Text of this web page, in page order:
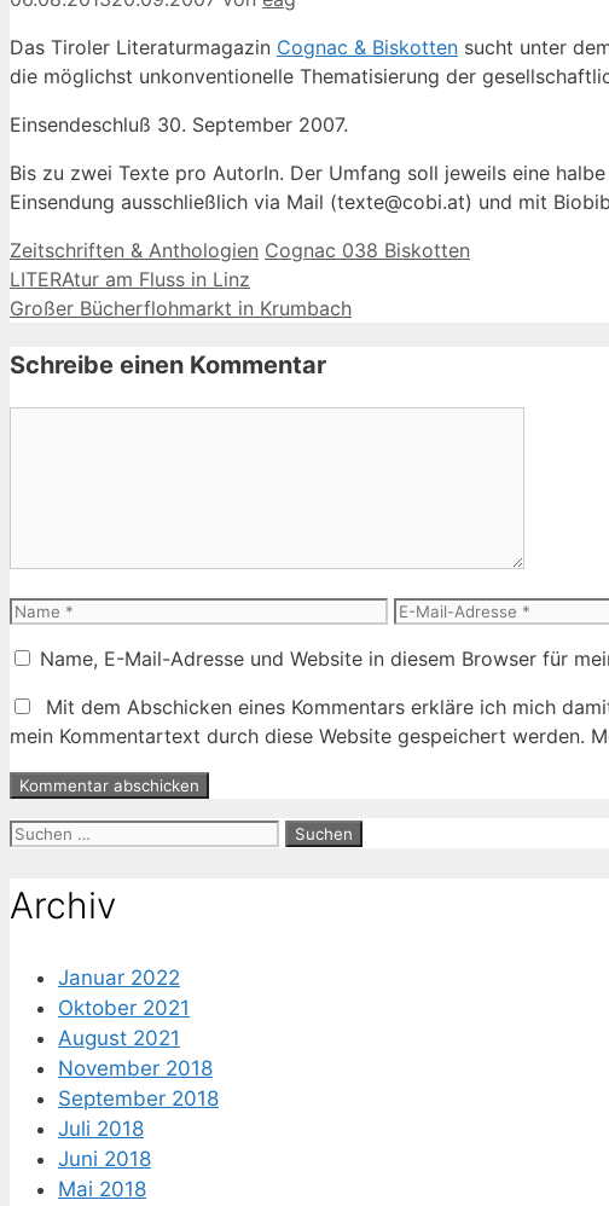
Das Tiroler Literaturmagazin Cognac & Biskotten sucht unter
die möglichst unkonventionelle Thematisierung der
Einsendeschluß 30. September 2007.
Bis zu zwei Texte pro AutorIn. Der Umfang soll jeweils eine
Einsendung ausschließlich via Mail (texte@cobi.at) und mit
Kategorien
Zeitschriften & Anthologien Schlagwörter
Cognac 038 Biskotten
LITERAtur am Fluss in Linz
Großer Bücherflohmarkt in Krumbach
Schreibe einen Kommentar
Name
E-
Adresse
Name, E-Mail-Adresse und Website in diesem Browser für
Mit dem Abschicken eines Kommentars erkläre ich mich
mein Kommentartext durch diese Website gespeichert werden.
Suche
Archiv
Januar 2022
Oktober 2021
August 2021
November 2018
September 2018
Juli 2018
Juni 2018
Mai 2018